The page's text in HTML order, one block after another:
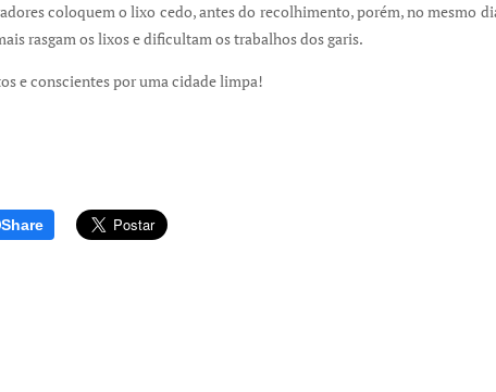
coloquem o lixo cedo, antes do recolhimento, porém, no mesmo
rasgam os lixos e dificultam os trabalhos dos garis.
e conscientes por uma cidade limpa!
Share